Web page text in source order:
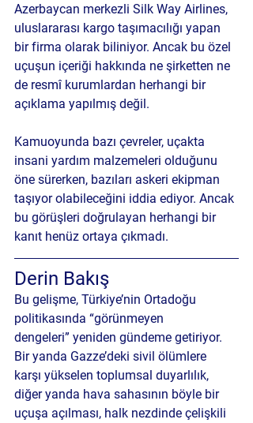
Azerbaycan merkezli Silk Way Airlines,
uluslararası kargo taşımacılığı yapan
bir firma olarak biliniyor. Ancak bu özel
uçuşun içeriği hakkında ne şirketten ne
de resmî kurumlardan herhangi bir
açıklama yapılmış değil.
Kamuoyunda bazı çevreler, uçakta
insani yardım malzemeleri olduğunu
öne sürerken, bazıları askeri ekipman
taşıyor olabileceğini iddia ediyor. Ancak
bu görüşleri doğrulayan herhangi bir
kanıt henüz ortaya çıkmadı.
Derin Bakış
Bu gelişme, Türkiye’nin Ortadoğu
politikasında “görünmeyen
dengeleri” yeniden gündeme getiriyor.
Bir yanda Gazze’deki sivil ölümlere
karşı yükselen toplumsal duyarlılık,
diğer yanda hava sahasının böyle bir
uçuşa açılması, halk nezdinde çelişkili